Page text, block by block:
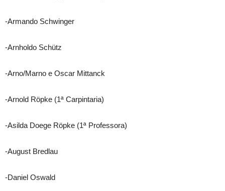
-Armando Schwinger
-Arnholdo Schütz
-Arno/Marno e Oscar Mittanck
-Arnold Röpke (1ª Carpintaria)
-Asilda Doege Röpke (1ª Professora)
-August Bredlau
-Daniel Oswald